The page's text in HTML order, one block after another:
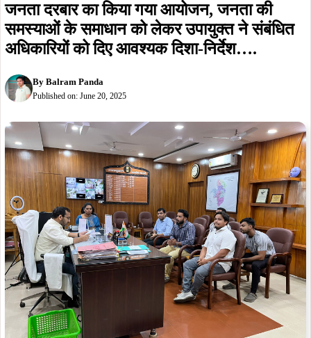
जनता दरबार का किया गया आयोजन, जनता की
समस्याओं के समाधान को लेकर उपायुक्त ने संबंधित
अधिकारियों को दिए आवश्यक दिशा-निर्देश….
By Balram Panda
Published on: June 20, 2025